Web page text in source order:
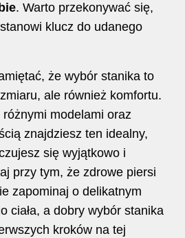
. Warto przekonywać się,
klucz do udanego
że wybór stanika to
ale również komfortu.
modelami oraz
znajdziesz ten idealny,
się wyjątkowo i
przy tym, że zdrowe piersi
zapominaj o delikatnym
ciała, a dobry wybór stanika
kroków na tej